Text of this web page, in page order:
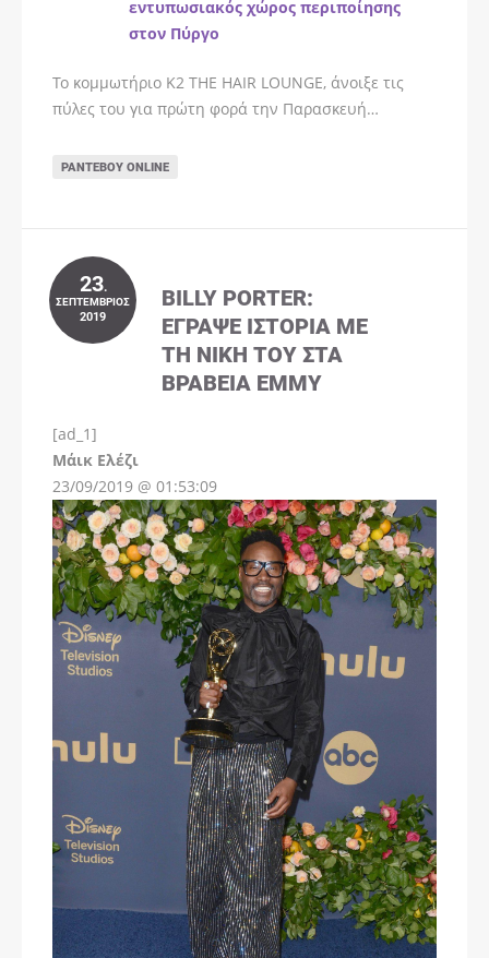
εντυπωσιακός χώρος περιποίησης
στον Πύργο
Το κομμωτήριο K2 THE HAIR LOUNGE, άνοιξε τις
πύλες του για πρώτη φορά την Παρασκευή…
ΡΑΝΤΕΒΟΎ ONLINE
23.
ΣΕΠΤΈΜΒΡΙΟΣ
2019
BILLY PORTER:
ΈΓΡΑΨΕ ΙΣΤΟΡΊΑ ΜΕ
ΤΗ ΝΊΚΗ ΤΟΥ ΣΤΑ
ΒΡΑΒΕΊΑ EMMY
[ad_1]
Μάικ ΕλέζιInstagram
23/09/2019 @ 01:53:09